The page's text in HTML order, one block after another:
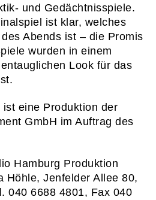
und Gedächtnisspiele.
ist klar, welches
Abends ist – die Promis
wurden in einem
Look für das
ist eine Produktion der
GmbH im Auftrag des
Hamburg Produktion
Höhle, Jenfelder Allee 80,
040 6688 4801, Fax 040
01 START
03 WER
04
06
Newsletter